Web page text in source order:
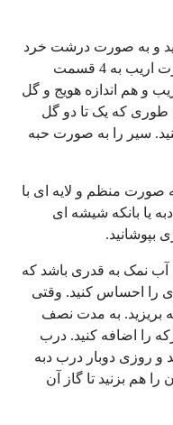
و به صورت درشت خرد
کنید. مثلا یک هویج متوسط را به صورت اریب به 4 قسمت
و هم اندازه هویج و گل
که یک تا دو گل
سیر را به صورت حبه
صورت منظم و لایه ای با
یا بانکه شیشه ای
بپوشانید.
آب نمک به قدری باشد که
را احساس کنید. وقتی
بریزید. به مدت نصف
را اضافه کنید. درب
و روزی دوبار درب دبه
را هم بزنید تا گاز آن